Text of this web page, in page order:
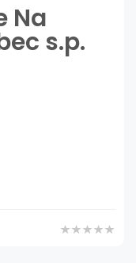
Na
s.p.